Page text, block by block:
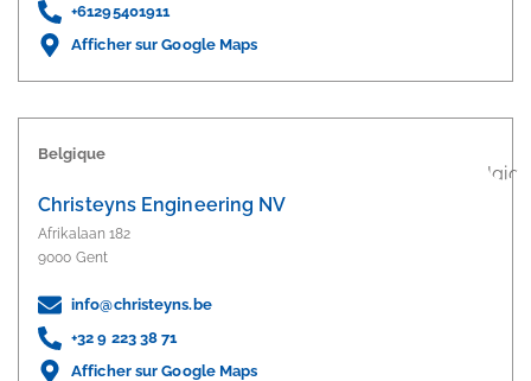
+61295401911
Afficher sur Google Maps
Belgique
Christeyns Engineering NV
Afrikalaan 182
9000 Gent
info@christeyns.be
+32 9 223 38 71
Afficher sur Google Maps